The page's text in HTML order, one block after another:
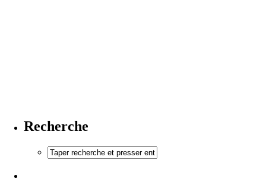
Recherche